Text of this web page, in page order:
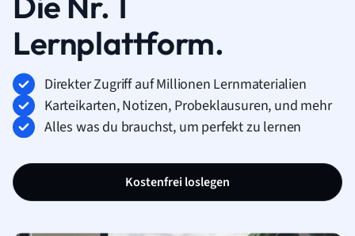
Lernplattform.
Direkter Zugriff auf Millionen Lernmaterialien
Karteikarten, Notizen, Probeklausuren, und mehr
Alles was du brauchst, um perfekt zu lernen
Kostenfrei loslegen